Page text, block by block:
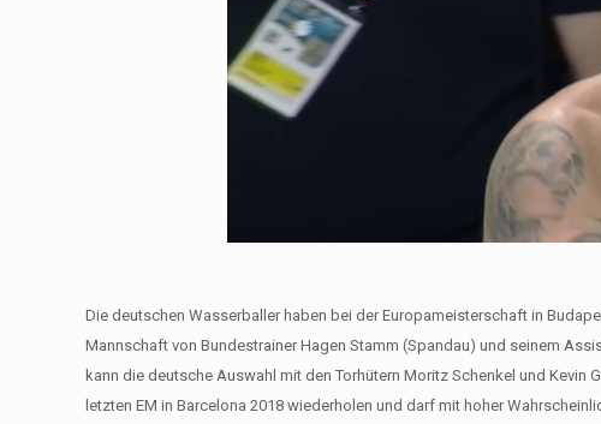
Die deutschen Wasserballer haben bei der Europameisterschaft in
Mannschaft von Bundestrainer Hagen Stamm (Spandau) und seinem
kann die deutsche Auswahl mit den Torhütern Moritz Schenkel und
letzten EM in Barcelona 2018 wiederholen und darf mit hoher